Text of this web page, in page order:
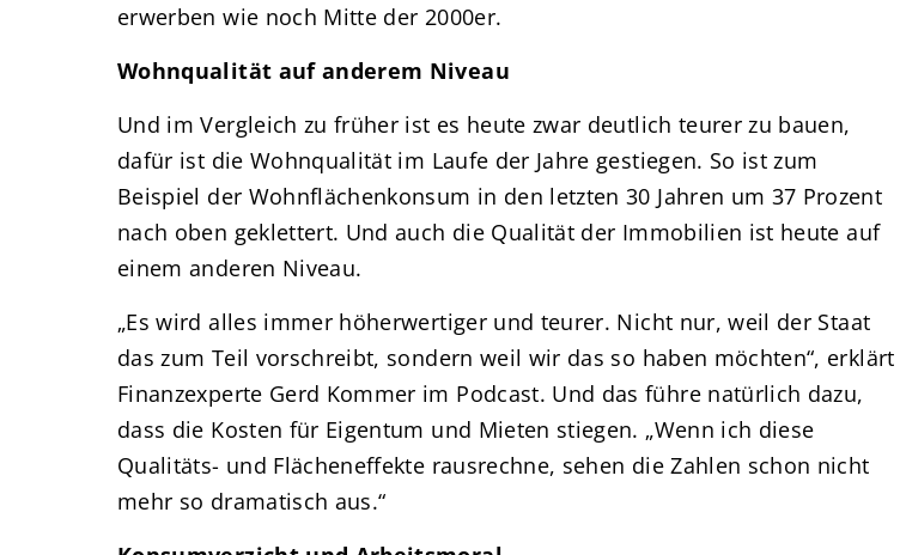
erwerben wie noch Mitte der 2000er.
Wohnqualität auf anderem Niveau
Und im Vergleich zu früher ist es heute zwar deutlich teurer zu bauen,
dafür ist die Wohnqualität im Laufe der Jahre gestiegen. So ist zum
Beispiel der Wohnflächenkonsum in den letzten 30 Jahren um 37 Prozent
nach oben geklettert. Und auch die Qualität der Immobilien ist heute auf
einem anderen Niveau.
„Es wird alles immer höherwertiger und teurer. Nicht nur, weil der Staat
das zum Teil vorschreibt, sondern weil wir das so haben möchten“, erklärt
Finanzexperte Gerd Kommer im Podcast. Und das führe natürlich dazu,
dass die Kosten für Eigentum und Mieten stiegen. „Wenn ich diese
Qualitäts- und Flächeneffekte rausrechne, sehen die Zahlen schon nicht
mehr so dramatisch aus.“